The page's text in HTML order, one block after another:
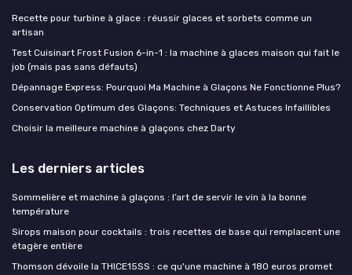
Recette pour turbine à glace : réussir glaces et sorbets comme un
artisan
Test Cuisinart Frost Fusion 6-in-1 : la machine à glaces maison qui fait le
job (mais pas sans défauts)
Dépannage Express: Pourquoi Ma Machine à Glaçons Ne Fonctionne Plus?
Conservation Optimum des Glaçons: Techniques et Astuces Infaillibles
Choisir la meilleure machine à glaçons chez Darty
Les derniers articles
Sommelière et machine à glaçons : l’art de servir le vin à la bonne
température
Sirops maison pour cocktails : trois recettes de base qui remplacent une
étagère entière
Thomson dévoile la THICE15SS : ce qu'une machine à 180 euros promet